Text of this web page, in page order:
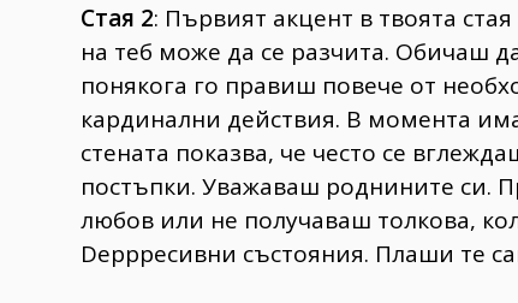
Стая 2: Първият акцент в твоята
на теб може да се разчита. Обичаш
понякога го правиш повече от
кардинални действия. В момента
стената показва, че често се
постъпки. Уважаваш роднините си.
любов или не получаваш толкова,
Deppресивни състояния. Плаши те